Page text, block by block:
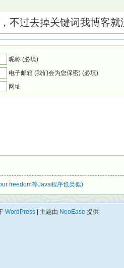
不过去掉关键词我博客
昵称 (必填)
电子邮箱 (我们会为您保密) (必填)
网址
freedom等Java程序也类似)
WordPress | 主题由 NeoEase 提供